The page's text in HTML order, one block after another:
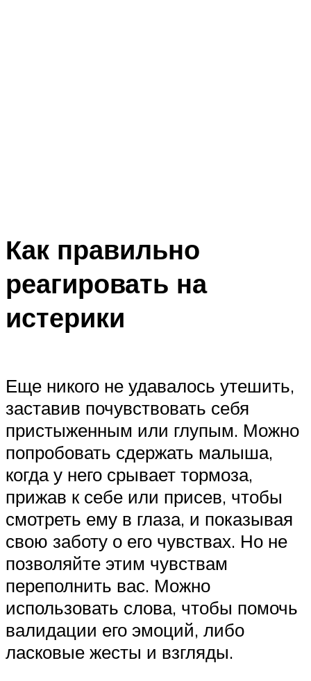
Как правильно
реагировать на
истерики
Еще никого не удавалось утешить,
заставив почувствовать себя
пристыженным или глупым. Можно
попробовать сдержать малыша,
когда у него срывает тормоза,
прижав к себе или присев, чтобы
смотреть ему в глаза, и показывая
свою заботу о его чувствах. Но не
позволяйте этим чувствам
переполнить вас. Можно
использовать слова, чтобы помочь
валидации его эмоций, либо
ласковые жесты и взгляды.